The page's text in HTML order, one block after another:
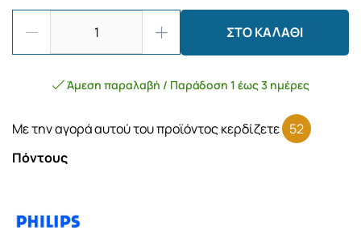
ΣΤΟ ΚΑΛΑΘΙ
Άμεση παραλαβή / Παράδοση 1 έως 3 ημέρες
Με την αγορά αυτού του προϊόντος κερδίζετε 52
Πόντους